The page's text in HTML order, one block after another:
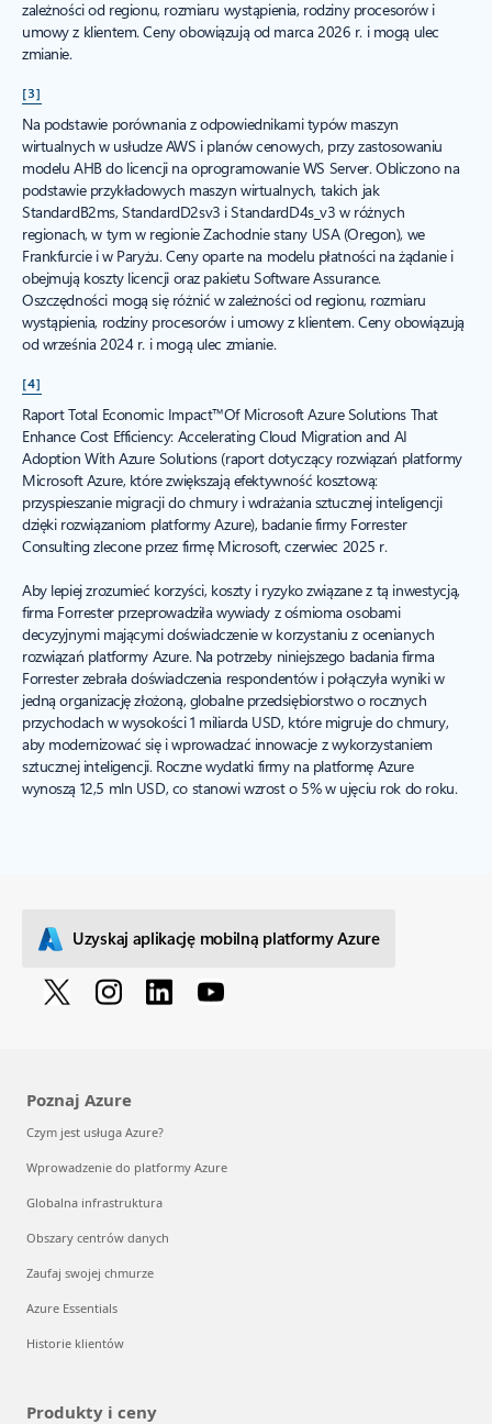
zależności od regionu, rozmiaru wystąpienia, rodziny procesorów i
umowy z klientem. Ceny obowiązują od marca 2026 r. i mogą ulec
zmianie.
[3]
Na podstawie porównania z odpowiednikami typów maszyn
wirtualnych w usłudze AWS i planów cenowych, przy zastosowaniu
modelu AHB do licencji na oprogramowanie WS Server. Obliczono na
podstawie przykładowych maszyn wirtualnych, takich jak
StandardB2ms, StandardD2sv3 i StandardD4s_v3 w różnych
regionach, w tym w regionie Zachodnie stany USA (Oregon), we
Frankfurcie i w Paryżu. Ceny oparte na modelu płatności na żądanie i
obejmują koszty licencji oraz pakietu Software Assurance.
Oszczędności mogą się różnić w zależności od regionu, rozmiaru
wystąpienia, rodziny procesorów i umowy z klientem. Ceny obowiązują
od września 2024 r. i mogą ulec zmianie.
[4]
Raport Total Economic Impact™Of Microsoft Azure Solutions That
Enhance Cost Efficiency: Accelerating Cloud Migration and AI
Adoption With Azure Solutions (raport dotyczący rozwiązań platformy
Microsoft Azure, które zwiększają efektywność kosztową:
przyspieszanie migracji do chmury i wdrażania sztucznej inteligencji
dzięki rozwiązaniom platformy Azure), badanie firmy Forrester
Consulting zlecone przez firmę Microsoft, czerwiec 2025 r.
Aby lepiej zrozumieć korzyści, koszty i ryzyko związane z tą inwestycją,
firma Forrester przeprowadziła wywiady z ośmioma osobami
decyzyjnymi mającymi doświadczenie w korzystaniu z ocenianych
rozwiązań platformy Azure. Na potrzeby niniejszego badania firma
Forrester zebrała doświadczenia respondentów i połączyła wyniki w
jedną organizację złożoną, globalne przedsiębiorstwo o rocznych
przychodach w wysokości 1 miliarda USD, które migruje do chmury,
aby modernizować się i wprowadzać innowacje z wykorzystaniem
sztucznej inteligencji. Roczne wydatki firmy na platformę Azure
wynoszą 12,5 mln USD, co stanowi wzrost o 5% w ujęciu rok do roku.
Uzyskaj aplikację mobilną platformy Azure
Poznaj Azure
Czym jest usługa Azure?
Wprowadzenie do platformy Azure
Globalna infrastruktura
Obszary centrów danych
Zaufaj swojej chmurze
Azure Essentials
Historie klientów
Produkty i ceny